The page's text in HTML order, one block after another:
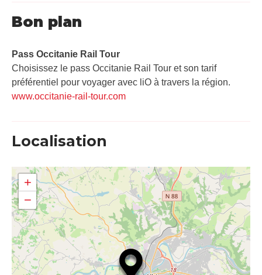
Bon plan
Pass Occitanie Rail Tour​
Choisissez le pass Occitanie Rail Tour et son tarif
préférentiel pour voyager avec liO à travers la région.
www.occitanie-rail-tour.com
Localisation
+
−